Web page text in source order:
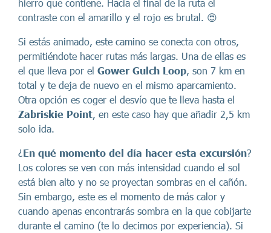
hierro que contiene. Hacia el final de la ruta el
contraste con el amarillo y el rojo es brutal. 😍
Si estás animado, este camino se conecta con otros,
permitiéndote hacer rutas más largas. Una de ellas es
el que lleva por el Gower Gulch Loop, son 7 km en
total y te deja de nuevo en el mismo aparcamiento.
Otra opción es coger el desvío que te lleva hasta el
Zabriskie Point, en este caso hay que añadir 2,5 km
solo ida.
¿En qué momento del día hacer esta excursión?
Los colores se ven con más intensidad cuando el sol
está bien alto y no se proyectan sombras en el cañón.
Sin embargo, este es el momento de más calor y
cuando apenas encontrarás sombra en la que cobijarte
durante el camino (te lo decimos por experiencia). Si